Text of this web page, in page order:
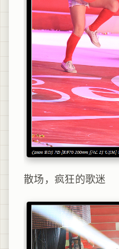
散场，疯狂的歌迷